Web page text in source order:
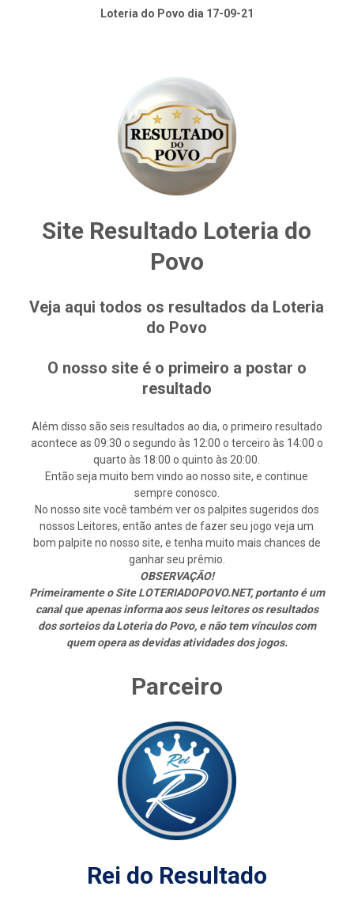
Loteria do Povo dia 17-09-21
Site Resultado Loteria do
Povo
Veja aqui todos os resultados da Loteria
do Povo
O nosso site é o primeiro a postar o
resultado
Além disso são seis resultados ao dia, o primeiro resultado
acontece as 09:30 o segundo às 12:00 o terceiro às 14:00 o
quarto às 18:00 o quinto às 20:00.
Então seja muito bem vindo ao nosso site, e continue
sempre conosco.
No nosso site você também ver os palpites sugeridos dos
nossos Leitores, então antes de fazer seu jogo veja um
bom palpite no nosso site, e tenha muito mais chances de
ganhar seu prêmio.
OBSERVAÇÃO!
Primeiramente o Site LOTERIADOPOVO.NET, portanto é um
canal que apenas informa aos seus leitores os resultados
dos sorteios da Loteria do Povo, e não tem vínculos com
quem opera as devidas atividades dos jogos.
Parceiro
Rei do Resultado